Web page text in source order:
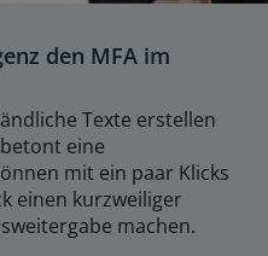
den MFA im
Texte erstellen
eine
mit ein paar Klicks
einen kurzweiliger
machen.